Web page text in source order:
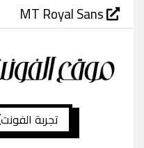
MT Royal Sans
تجربة الفونت